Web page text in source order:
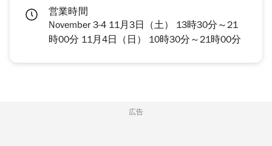
営業時間
November 3-4 11月3日（土） 13時30分～21
時00分 11月4日（日） 10時30分～21時00分
広告